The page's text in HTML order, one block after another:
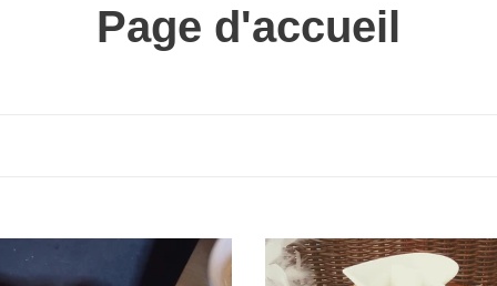
C
e
Page d'accueil
Brûle
parfum